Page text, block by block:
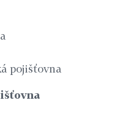
pojišťovna